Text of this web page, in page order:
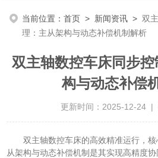
当前位置：首页 > 新闻资讯 >双
理：主从架构与动态补偿机制解析
双主轴数控车床同步
构与动态补偿
更新时间：2025-12-24 |
双主轴数控车床的高效精准运行，核
从架构与动态补偿机制是其实现高精度